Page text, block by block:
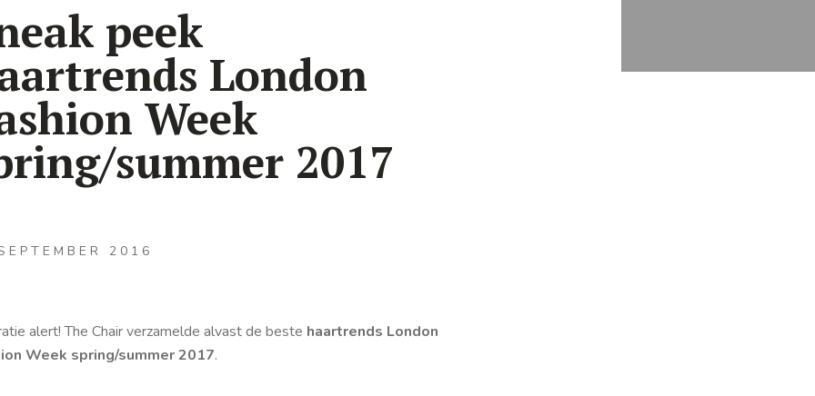
peek
London
Week
summer 2017
2016
alert! The Chair verzamelde alvast de beste haartrends London
Week spring/summer 2017.